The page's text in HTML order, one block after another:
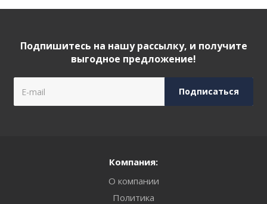
Подпишитесь на нашу рассылку, и получите
выгодное предложение!
Компания:
О компании
Политика